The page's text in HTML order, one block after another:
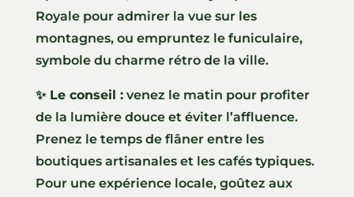
Royale pour admirer la vue sur les
montagnes, ou empruntez le funiculaire,
symbole du charme rétro de la ville.
✨ Le conseil :venez le matin pour profiter
de la lumière douce et éviter l’affluence.
Prenez le temps de flâner entre les
boutiques artisanales et les cafés typiques.
Pour une expérience locale, goûtez aux